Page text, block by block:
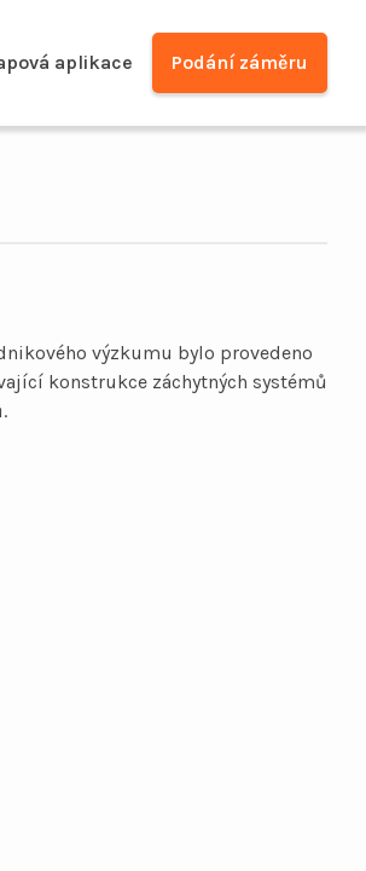
aplikace Podání záměru
výzkumu bylo provedeno
konstrukce záchytných systémů